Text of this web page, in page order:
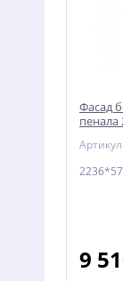
Фасад
пенала
9